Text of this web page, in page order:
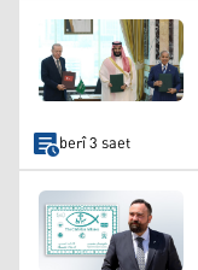
berî 3 saet